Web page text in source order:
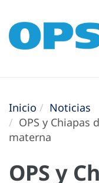
Inicio
Noticias
OPS y Chiapas
materna
OPS y